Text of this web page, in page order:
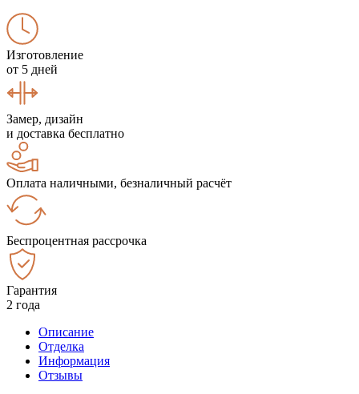
Изготовление
от 5 дней
Замер, дизайн
и доставка бесплатно
Оплата наличными, безналичный расчёт
Беспроцентная рассрочка
Гарантия
2 года
Описание
Отделка
Информация
Отзывы